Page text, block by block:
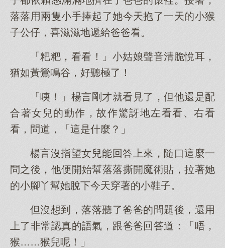
落落用兩隻小手捧起了她今天抱了一天的小猴
子公仔，喜滋滋地遞給爸爸看。
「粑粑，看看！」小姑娘聲音清脆悅耳，
猶如黃鶯鳴谷，好聽極了！
「咦！」楊言剛才就看見了，但他還是配
合著女兒的動作，故作驚訝地左看看、右看
看，問道，「這是什麼？」
楊言沒指望女兒能回答上來，隨口這麼一
問之後，他便開始幫落落撕開魔術貼，拉著她
的小腳丫幫她脫下今天穿著的小鞋子。
但沒想到，落落聽了爸爸的問題後，還用
上了非常認真的語氣，跟爸爸回答道：「唔，
猴……猴兒呢！」